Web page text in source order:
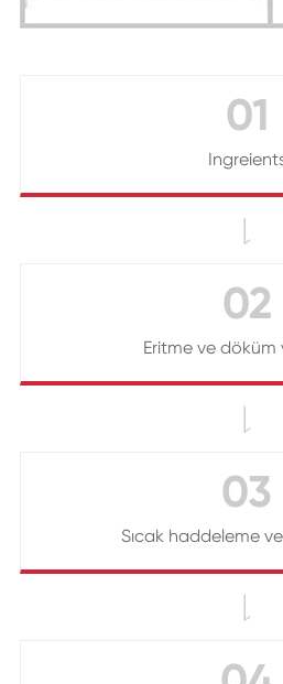
01

02
Eritme ve döküm

03
Sıcak haddeleme
